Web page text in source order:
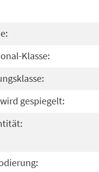
Klasse:
gespiegelt: